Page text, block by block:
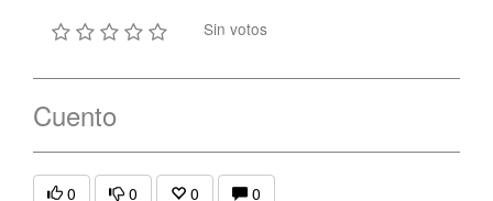
Sin votos
Cuento
0 0 0 0